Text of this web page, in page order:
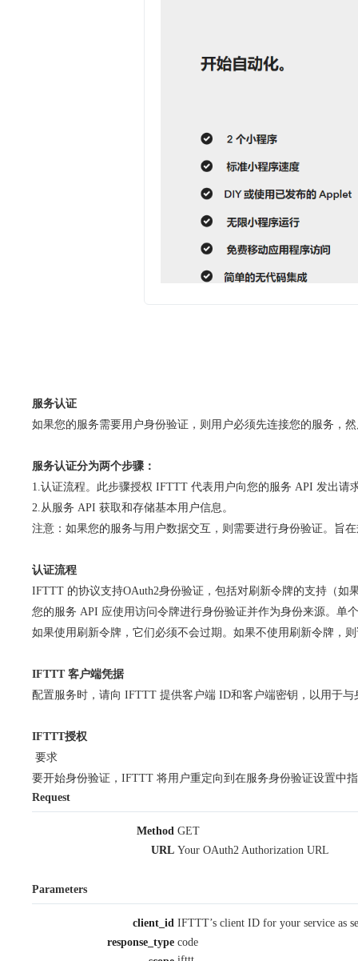
服务认证
如果您的服务需要用户身份验证，则用户必须先连接您的服务，
服务认证分为两个步骤：
1.认证流程。此步骤授权 IFTTT 代表用户向您的服务 API 发出请
2.从服务 API 获取和存储基本用户信息。
注意：如果您的服务与用户数据交互，则需要进行身份验证。旨
认证流程
IFTTT 的协议支持OAuth2身份验证，包括对刷新令牌的支持（如
您的服务 API 应使用访问令牌进行身份验证并作为身份来源。单
如果使用刷新令牌，它们必须不会过期。如果不使用刷新令牌，
IFTTT 客户端凭据
配置服务时，请向 IFTTT 提供客户端 ID和客户端密钥，以用于与
IFTTT授权
要求
要开始身份验证，IFTTT 将用户重定向到在服务身份验证设置中
Request
MethodGET
URLYour OAuth2 Authorization URL
Parameters
client_idIFTTT’s client ID for your service as
response_typecode